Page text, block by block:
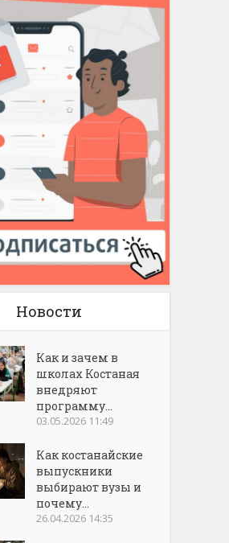
Новости
Как и зачем в
школах Костаная
внедряют
программу...
03.05.2026 11:49
Как костанайские
выпускники
выбирают вузы и
почему...
26.04.2026 14:35